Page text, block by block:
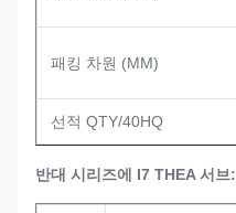
패킹 차원 (MM)
선적 QTY/40HQ
반대 시리즈에 I7 THEA 서브: